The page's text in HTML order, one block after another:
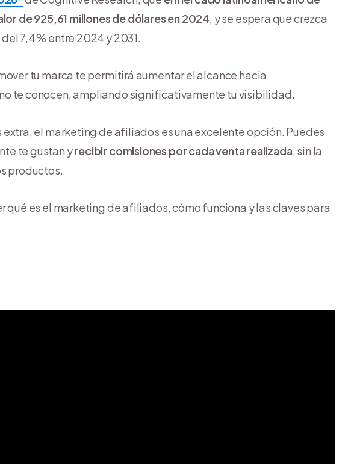
de 925,61 millones de dólares en 2024, y se espera que crezca
7,4 % entre 2024 y 2031.
tu marca te permitirá aumentar el alcance hacia
te conocen, ampliando significativamente tu visibilidad.
el marketing de afiliados es una excelente opción. Puedes
te gustan yrecibir comisiones por cada venta realizada, sin la
productos.
qué es el marketing de afiliados, cómo funciona y las claves para